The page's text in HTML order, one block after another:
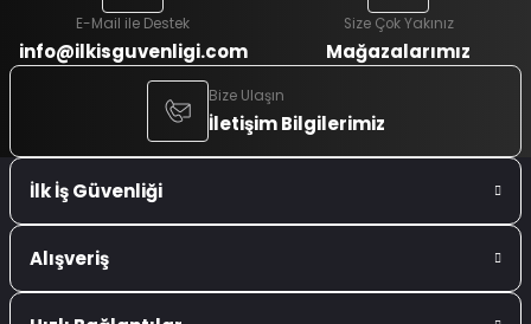
E-Mail ile Destek
info@ilkisguvenligi.com
Size Çok Yakınız
Mağazalarımız
Bize Ulaşın
İletişim Bilgilerimiz
İlk İş Güvenliği
Alışveriş